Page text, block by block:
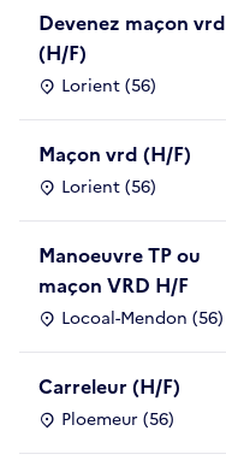
Devenez maçon vrd
(H/F)
Lorient (56)
Maçon vrd (H/F)
Lorient (56)
Manoeuvre TP ou
maçon VRD H/F
Locoal-Mendon (56)
Carreleur (H/F)
Ploemeur (56)